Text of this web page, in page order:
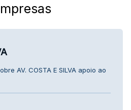
AV. COSTA E SILVA apoio ao